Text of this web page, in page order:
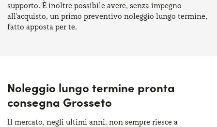
supporto. È inoltre possibile avere, senza impegno
all'acquisto, un primo preventivo noleggio lungo termine,
fatto apposta per te.
Noleggio lungo termine pronta
consegna Grosseto
Il mercato, negli ultimi anni, non sempre riesce a